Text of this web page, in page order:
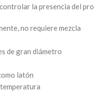
la presencia del
no requiere mezcla
de gran diámetro
latón